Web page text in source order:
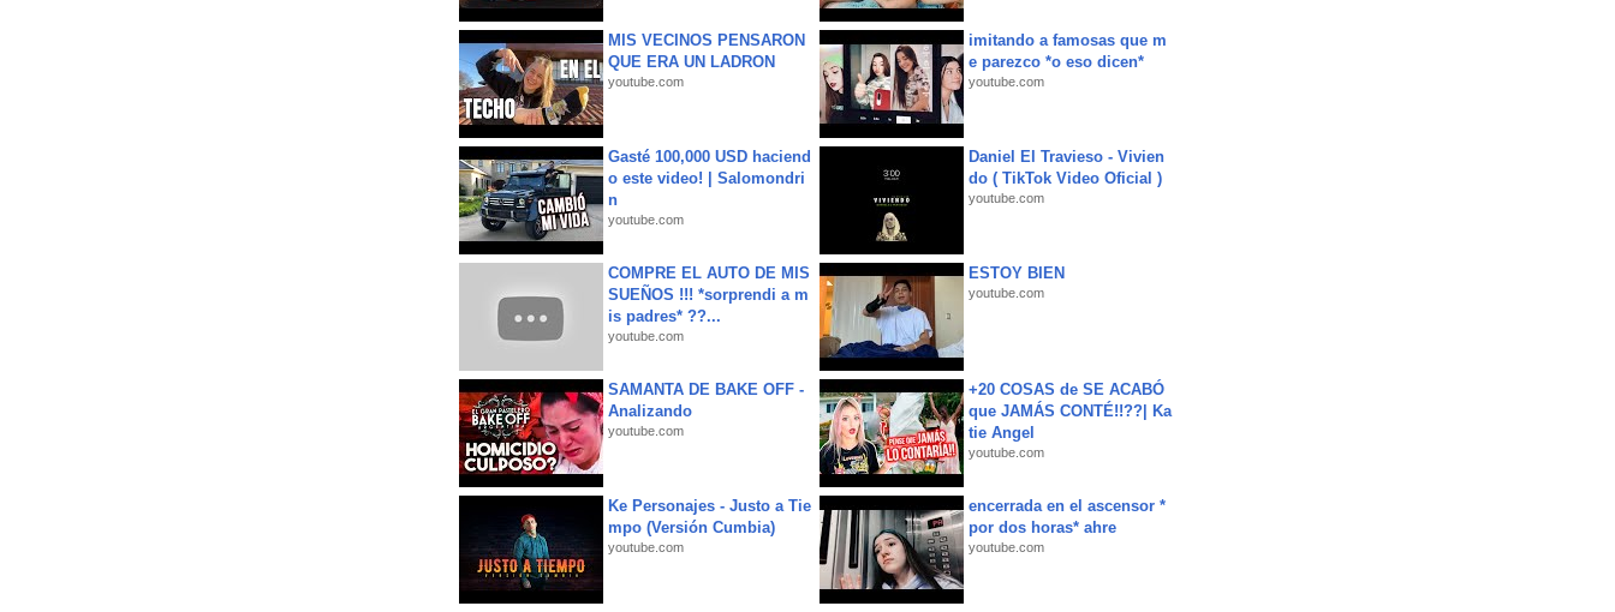
MIS VECINOS PENSARON
QUE ERA UN LADRON
youtube.com
imitando a famosas que m
e parezco *o eso dicen*
youtube.com
Gasté 100,000 USD haciend
o este video! | Salomondri
n
youtube.com
Daniel El Travieso - Vivien
do ( TikTok Video Oficial )
youtube.com
COMPRE EL AUTO DE MIS
SUEÑOS !!! *sorprendi a m
is padres* ??...
youtube.com
ESTOY BIEN
youtube.com
SAMANTA DE BAKE OFF -
Analizando
youtube.com
+20 COSAS de SE ACABÓ
que JAMÁS CONTÉ!!??| Ka
tie Angel
youtube.com
Ke Personajes - Justo a Tie
mpo (Versión Cumbia)
youtube.com
encerrada en el ascensor *
por dos horas* ahre
youtube.com